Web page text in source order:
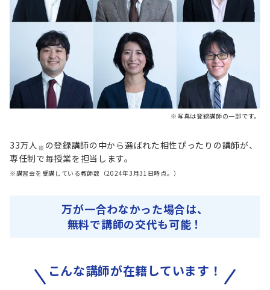
※写真は登録講師の一部です。
33万人 ※ の登録講師の中から選ばれた相性ぴったりの講師が、
専任制で毎授業を担当します。
※講習会を受講している教師数（2024年3月31日時点。）
万が一合わなかった場合は、
無料で講師の交代も可能！
こんな講師が在籍しています！